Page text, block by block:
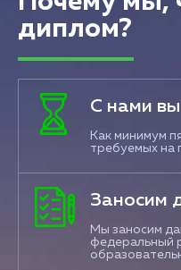
диплом?
С нами
Как минимум
требуемых на
Заносим
Мы заносим
федеральный